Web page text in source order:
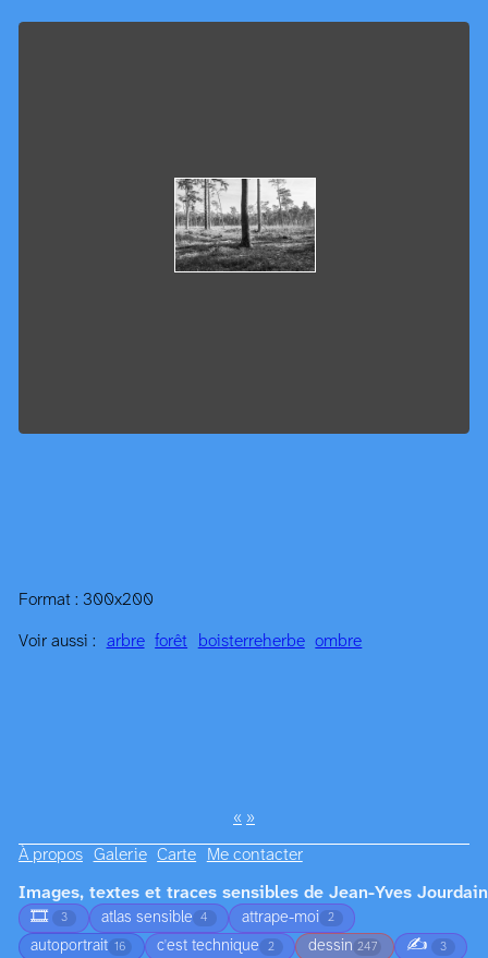
Format : 300x200
Voir aussi : arbre forêt boisterreherbe ombre
« »
À propos Galerie Carte Me contacter
Images, textes et traces sensibles de Jean-Yves Jourdain
🎞️
3 atlas sensible 4 attrape-moi 2
autoportrait 16 c'est technique 2 dessin 247 ✍️ 3